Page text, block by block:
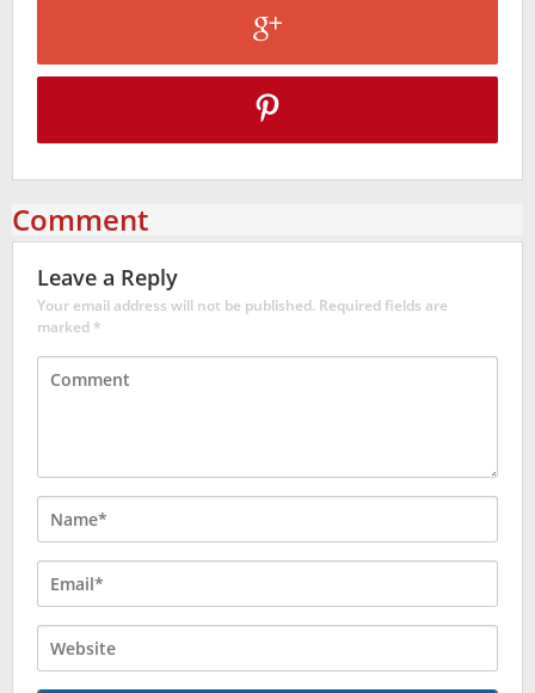
Comment
Leave a Reply
Your email address will not be published. Required fields are
marked*